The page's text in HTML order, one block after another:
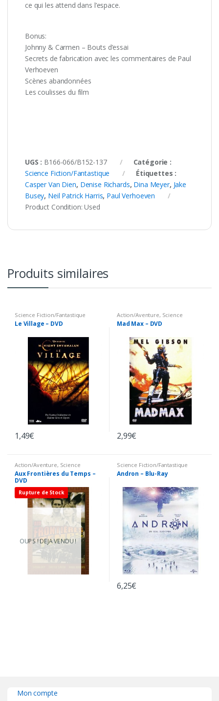
ce qui les attend dans l’espace.
Bonus:
Johnny & Carmen – Bouts d’essai
Secrets de fabrication avec les commentaires de Paul
Verhoeven
Scènes abandonnées
Les coulisses du film
UGS : B166-066/B152-137
Catégorie :
Science Fiction/Fantastique
Étiquettes :
Casper Van Dien, Denise Richards, Dina Meyer, Jake
Busey, Neil Patrick Harris, Paul Verhoeven
Product Condition:Used
Produits similaires
Science Fiction/Fantastique
Le Village – DVD
1,49€
Action/Aventure, Science
Fiction/Fantastique
Mad Max – DVD
2,99€
Action/Aventure, Science
Fiction/Fantastique
Aux Frontières du Temps –
DVD
Rupture de Stock
OUPS ! DEJA VENDU !
Science Fiction/Fantastique
Andron – Blu-Ray
6,25€
Mon compte